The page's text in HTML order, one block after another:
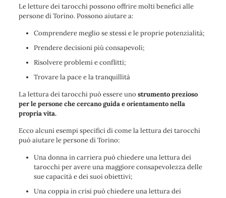
Le letture dei tarocchi possono offrire molti benefici alle
persone di Torino. Possono aiutare a:
Comprendere meglio se stessi e le proprie potenzialità;
Prendere decisioni più consapevoli;
Risolvere problemi e conflitti;
Trovare la pace e la tranquillità
La lettura dei tarocchi può essere uno strumento prezioso
per le persone che cercano guida e orientamento nella
propria vita.
Ecco alcuni esempi specifici di come la lettura dei tarocchi
può aiutare le persone di Torino:
Una donna in carriera può chiedere una lettura dei
tarocchi per avere una maggiore consapevolezza delle
sue capacità e dei suoi obiettivi;
Una coppia in crisi può chiedere una lettura dei